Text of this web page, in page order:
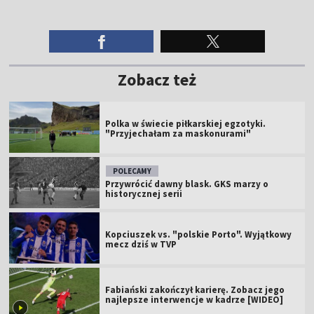
Zobacz też
Polka w świecie piłkarskiej egzotyki.
"Przyjechałam za maskonurami"
POLECAMY
Przywrócić dawny blask. GKS marzy o
historycznej serii
Kopciuszek vs. "polskie Porto". Wyjątkowy
mecz dziś w TVP
Fabiański zakończył karierę. Zobacz jego
najlepsze interwencje w kadrze [WIDEO]